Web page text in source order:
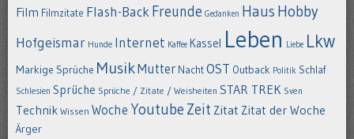
Film Filmzitate Flash-BackFreunde Gedanken Haus Hobby
Hofgeismar Hunde Internet Kaffee Kassel Leben Liebe Lkw
Markige Sprüche MusikMutter NachtOST Outback Politik Schlaf
Schlesien Sprüche Sprüche / Zitate / Weisheiten STAR TREK Sven
Technik Wissen Woche Youtube Zeit Zitat Zitat der Woche
Ärger